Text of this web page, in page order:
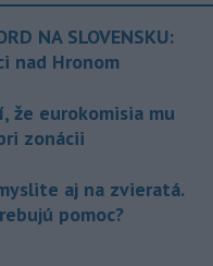
NA SLOVENSKU:
nad Hronom
že eurokomisia mu
zonácii
aj na zvieratá.
pomoc?